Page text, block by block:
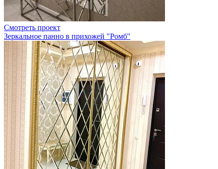
Смотреть проект
Зеркальное панно в прихожей "Ромб"